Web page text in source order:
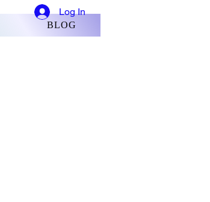
BLOG
Log In